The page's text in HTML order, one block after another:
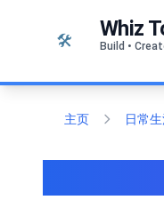
🛠️ Whiz
Build •
主页 日常